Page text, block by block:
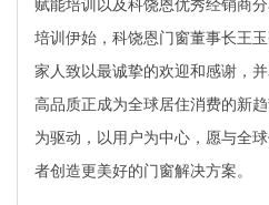
赋能培训以及科饶恩优秀经销商
培训伊始，科饶恩门窗董事长王
家人致以最诚挚的欢迎和感谢，
高品质正成为全球居住消费的新
为驱动，以用户为中心，愿与全
者创造更美好的门窗解决方案。